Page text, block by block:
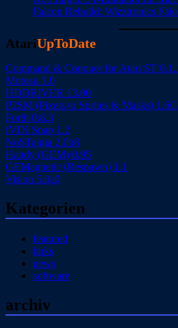
Falcon Rebuild: Wizztronics
AtariUpToDate
Command & Conquer for Atari ST
Motosu 1.0
HDDRIVER 13.00
P2SM (Pixels to Sprites & Masks) 1.6C
Forth 0.8.3
fVDI Snap 1.2
NoSTalgia 2.0b8
Handy (GEM) 0.95
GEMagnetic (Respawn) 1.1
Vision 5.0a0
Kategorien
featured
links
news
software
archiv